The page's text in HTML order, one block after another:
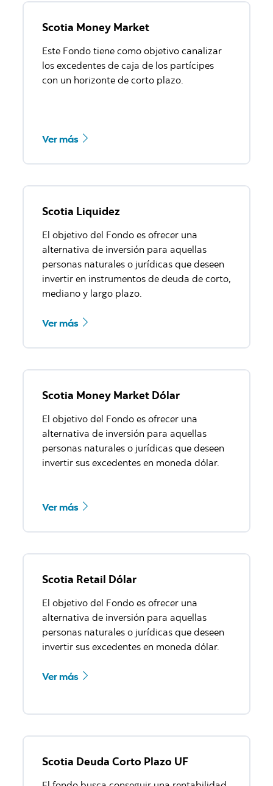
Scotia Money Market
Este Fondo tiene como objetivo canalizar
los excedentes de caja de los partícipes
con un horizonte de corto plazo.
Ver más
Scotia Liquidez
El objetivo del Fondo es ofrecer una
alternativa de inversión para aquellas
personas naturales o jurídicas que deseen
invertir en instrumentos de deuda de corto,
mediano y largo plazo.
Ver más
Scotia Money Market Dólar
El objetivo del Fondo es ofrecer una
alternativa de inversión para aquellas
personas naturales o jurídicas que deseen
invertir sus excedentes en moneda dólar.
Ver más
Scotia Retail Dólar
El objetivo del Fondo es ofrecer una
alternativa de inversión para aquellas
personas naturales o jurídicas que deseen
invertir sus excedentes en moneda dólar.
Ver más
Scotia Deuda Corto Plazo UF